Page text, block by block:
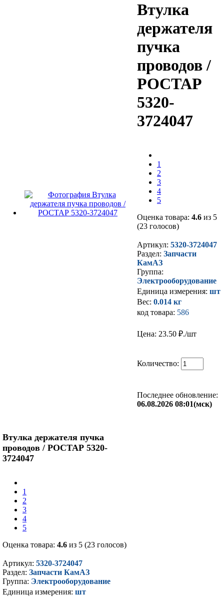
Втулка
держателя
пучка
проводов /
РОСТАР
5320-
3724047
1
2
3
4
5
Оценка товара: 4.6 из 5
(23 голосов)
Артикул: 5320-3724047
Раздел: Запчасти
КамАЗ
Группа:
Электрооборудование
Единица измерения: шт
Вес: 0.014 кг
код товара: 586
Цена: 23.50 ₽./шт
Количество:
Последнее обновление:
06.08.2026 08:01(мск)
Втулка держателя пучка
проводов / РОСТАР 5320-
3724047
1
2
3
4
5
Оценка товара: 4.6 из 5 (23 голосов)
Артикул: 5320-3724047
Раздел: Запчасти КамАЗ
Группа: Электрооборудование
Единица измерения: шт